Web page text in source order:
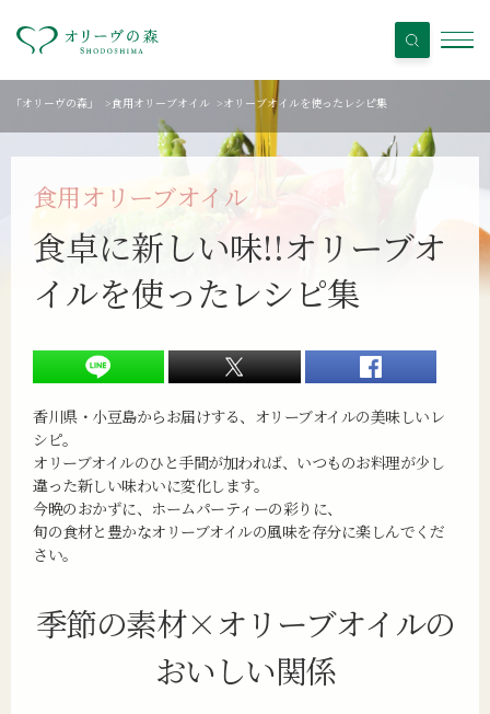
「オリーヴの森」 >食用オリーブオイル >オリーブオイルを使ったレシピ集
食用オリーブオイル
食卓に新しい味!!オリーブオ
イルを使ったレシピ集
香川県・小豆島からお届けする、オリーブオイルの美味しいレ
シピ。
オリーブオイルのひと手間が加われば、いつものお料理が少し
違った新しい味わいに変化します。
今晩のおかずに、ホームパーティーの彩りに、
旬の食材と豊かなオリーブオイルの風味を存分に楽しんでくだ
さい。
季節の素材×オリーブオイルの
おいしい関係